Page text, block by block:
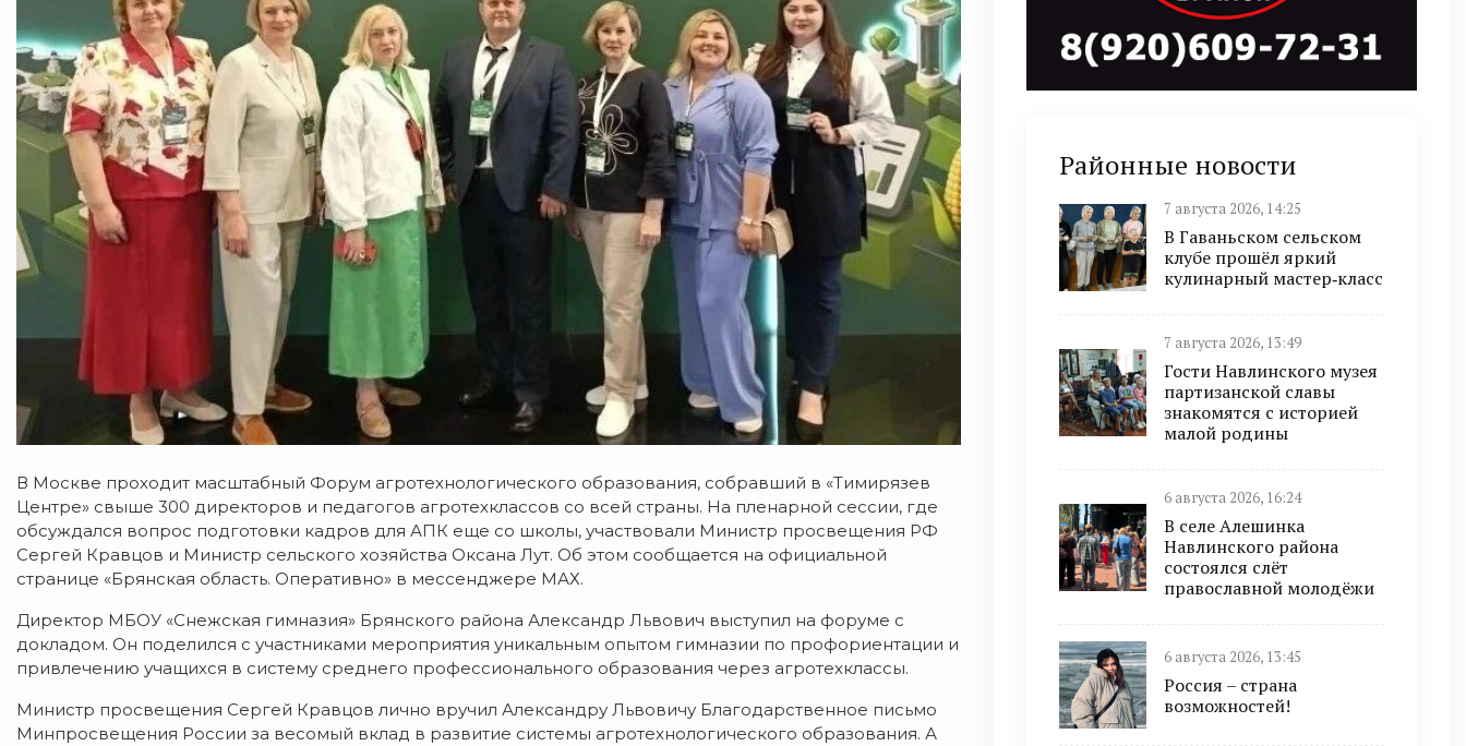
В Москве проходит масштабный Форум агротехнологического образования, собравший в «Тимирязев
Центре» свыше 300 директоров и педагогов агротехклассов со всей страны. На пленарной сессии, где
обсуждался вопрос подготовки кадров для АПК еще со школы, участвовали Министр просвещения РФ
Сергей Кравцов и Министр сельского хозяйства Оксана Лут. Об этом сообщается на официальной
странице «Брянская область. Оперативно» в мессенджере МАХ.
Директор МБОУ «Снежская гимназия» Брянского района Александр Львович выступил на форуме с
докладом. Он поделился с участниками мероприятия уникальным опытом гимназии по профориентации и
привлечению учащихся в систему среднего профессионального образования через агротехклассы.
Министр просвещения Сергей Кравцов лично вручил Александру Львовичу Благодарственное письмо
Минпросвещения России за весомый вклад в развитие системы агротехнологического образования. А
Районные новости
7 августа 2026, 14:25
В Гаваньском сельском
клубе прошёл яркий
кулинарный мастер‑класс
7 августа 2026, 13:49
Гости Навлинского музея
партизанской славы
знакомятся с историей
малой родины
6 августа 2026, 16:24
В селе Алешинка
Навлинского района
состоялся слёт
православной молодёжи
6 августа 2026, 13:45
Россия – страна
возможностей!